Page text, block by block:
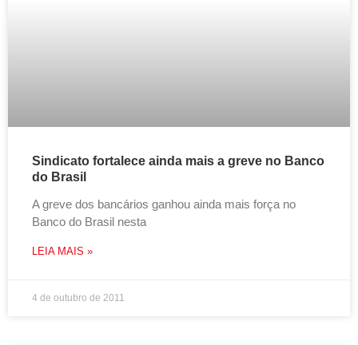
Sindicato fortalece ainda mais a greve no Banco
do Brasil
A greve dos bancários ganhou ainda mais força no
Banco do Brasil nesta
LEIA MAIS »
4 de outubro de 2011